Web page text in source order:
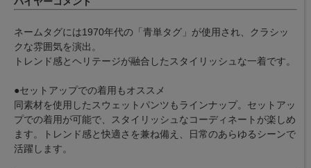
ネームタグには1970年代の「青単タグ」が使用され、クラシッ
クな雰囲気を演出。
トレンド感とヘリテージが融合したスタイリッシュな一着です。
●セットアップでの着用もオススメ
同素材を使用したスウェットパンツもラインナップ。セットアッ
プでの着用が可能で、スタイリッシュなコーディネートが楽しめ
ます。トレンド感と快適さを兼ね備え、日常のあらゆるシーンで
活躍します。